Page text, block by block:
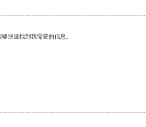
快速找到我需要的信息。